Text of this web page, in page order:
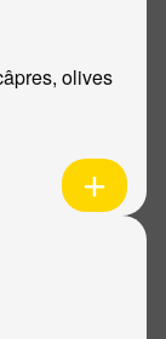
olives